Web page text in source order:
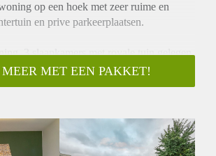
op een hoek met zeer ruime en
en prive parkeerplaatsen.
3 slaapkamers met royale tuin gelegen
en rondom de woning met vrij zicht,
op eigen terrein.
fornuis , oven, vaatwasser, koelkast en
lichte woonkamer geeft toegang naar de
MET EEN PAKKET!